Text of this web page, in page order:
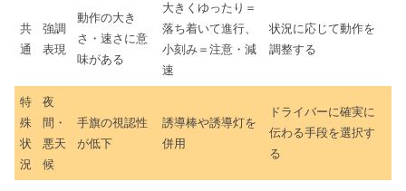
共
通
強調
表現
動作の大き
さ・速さに意
味がある
大きくゆったり＝
落ち着いて進行、
小刻み＝注意・減
速
状況に応じて動作を
調整する
特
殊
状
況
夜
間・
悪天
候
手旗の視認性
が低下
誘導棒や誘導灯を
併用
ドライバーに確実に
伝わる手段を選択す
る